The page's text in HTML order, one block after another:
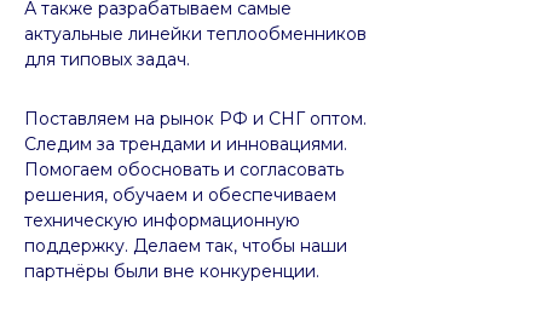
А также разрабатываем самые
актуальные линейки теплообменников
для типовых задач.
Поставляем на рынок РФ и СНГ оптом.
Следим за трендами и инновациями.
Помогаем обосновать и согласовать
решения, обучаем и обеспечиваем
техническую информационную
поддержку. Делаем так, чтобы наши
партнёры были вне конкуренции.